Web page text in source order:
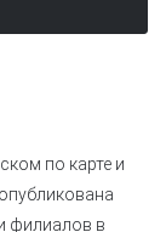
по карте и
филиалов в